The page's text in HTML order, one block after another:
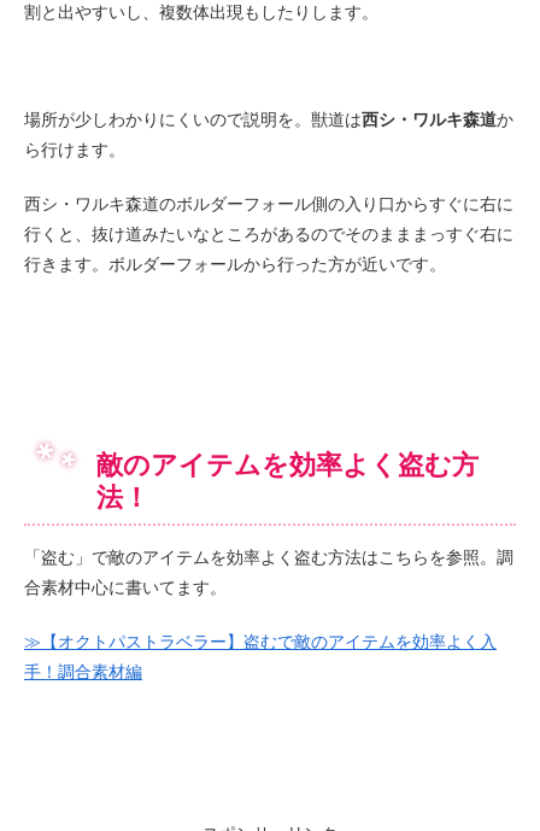
割と出やすいし、複数体出現もしたりします。
場所が少しわかりにくいので説明を。獣道は西シ・ワルキ森道か
ら行けます。
西シ・ワルキ森道のボルダーフォール側の入り口からすぐに右に
行くと、抜け道みたいなところがあるのでそのまままっすぐ右に
行きます。ボルダーフォールから行った方が近いです。
敵のアイテムを効率よく盗む方
法！
「盗む」で敵のアイテムを効率よく盗む方法はこちらを参照。調
合素材中心に書いてます。
≫【オクトパストラベラー】盗むで敵のアイテムを効率よく入
手！調合素材編